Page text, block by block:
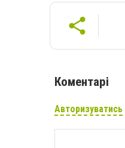
Коментарі
Авторизуватись